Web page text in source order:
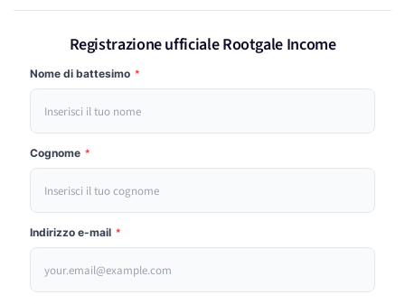
Registrazione ufficiale Rootgale Income
Nome di battesimo *
Cognome *
Indirizzo e-mail *